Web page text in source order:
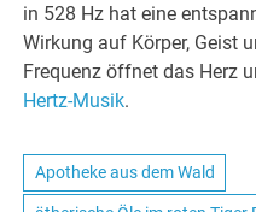
in 528 Hz hat eine
Wirkung auf Körper, Geist
Frequenz öffnet das Herz
Hertz-Musik.
Apotheke aus dem Wald